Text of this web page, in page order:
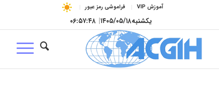
آموزش VIP فراموشی رمز عبور
یکشنبه۱۴۰۵/۰۵/۱۸| ۰۶:۵۷:۴۹